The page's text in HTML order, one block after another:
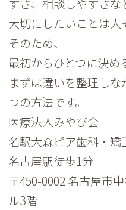
すさ、相談しやすさな
大切にしたいことは人
そのため、
最初からひとつに決め
まずは違いを整理し
つの方法です。
医療法人みやび会
名駅大森ピア歯科・矯
名古屋駅徒歩1分
〒450-0002 名古屋市
ル3階